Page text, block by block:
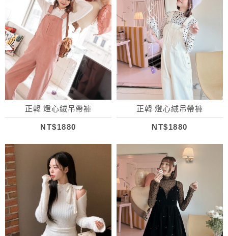
正韓 燈心絨吊帶褲
NT$1880
正韓 燈心絨吊帶褲
NT$1880